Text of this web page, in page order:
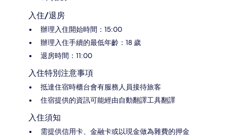
入住/退房
辦理入住開始時間：15:00
辦理入住手續的最低年齡：18 歲
退房時間：11:00
入住特別注意事項
抵達住宿時櫃台會有服務人員接待旅客
住宿提供的資訊可能經由自動翻譯工具翻譯
入住須知
需提供信用卡、金融卡或以現金做為雜費的押金